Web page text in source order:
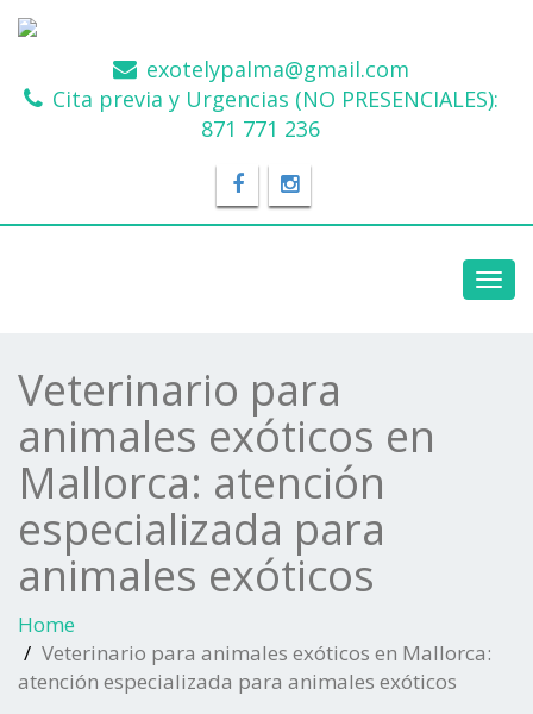
exotelypalma@gmail.com
Cita previa y Urgencias (NO PRESENCIALES):
871 771 236
Veterinario para
animales exóticos en
Mallorca: atención
especializada para
animales exóticos
Home
Veterinario para animales exóticos en Mallorca:
atención especializada para animales exóticos